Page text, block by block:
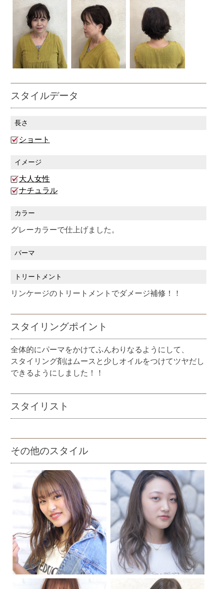
スタイルデータ
長さ
ショート
イメージ
大人女性
ナチュラル
カラー
グレーカラーで仕上げました。
パーマ
トリートメント
リンケージのトリートメントでダメージ補修！！
スタイリングポイント
全体的にパーマをかけてふんわりなるようにして、
スタイリング剤はムースと少しオイルをつけてツヤだし
できるようにしました！！
スタイリスト
その他のスタイル